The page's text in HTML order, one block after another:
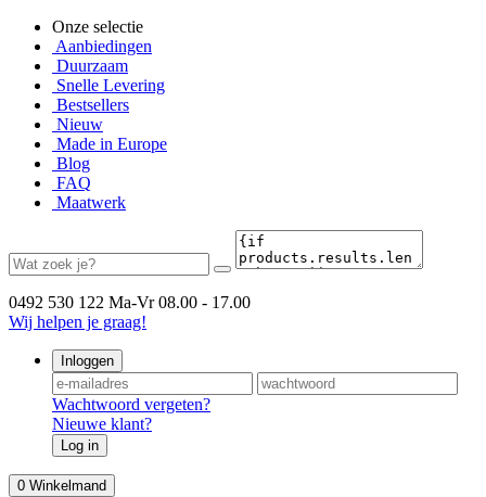
Onze selectie
Aanbiedingen
Duurzaam
Snelle Levering
Bestsellers
Nieuw
Made in Europe
Blog
FAQ
Maatwerk
0492 530 122 Ma-Vr 08.00 - 17.00
Wij helpen je graag!
Inloggen
Wachtwoord vergeten?
Nieuwe klant?
Log in
0 Winkelmand